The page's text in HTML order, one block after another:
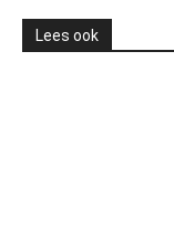
Lees ook